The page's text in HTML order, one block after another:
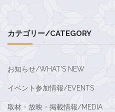
カテゴリー/CATEGORY
お知らせ/WHAT'S NEW
イベント参加情報/EVENTS
取材・放映・掲載情報/MEDIA